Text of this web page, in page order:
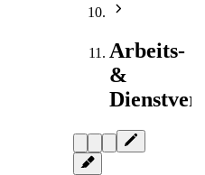
Arbeits-
&